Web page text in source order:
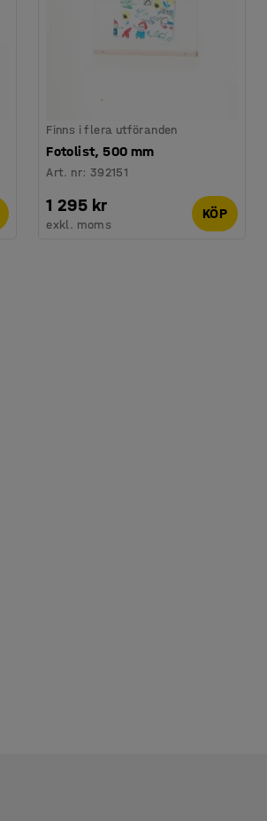
Finns i flera utföranden
Fotolist, 500 mm
Art. nr: 392151
1 295 kr
exkl. moms
KÖP